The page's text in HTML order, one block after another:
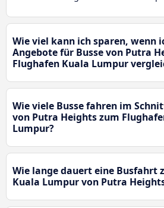
Wie viel kann ich sparen, wenn
Angebote für Busse von Putra
Flughafen Kuala Lumpur
Wie viele Busse fahren im
von Putra Heights zum
Lumpur?
Wie lange dauert eine Busfahrt
Kuala Lumpur von Putra